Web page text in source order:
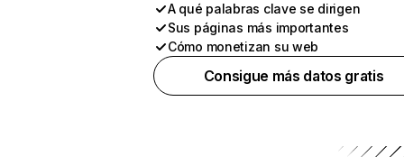
A qué palabras clave se dirigen
Sus páginas más importantes
Cómo monetizan su web
Consigue más datos gratis